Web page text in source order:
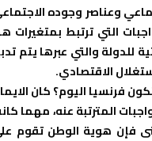
وعناصر وجوده
التي ترتبط بمتغيرات
للدولة والتي عبرها يتم
الاقتصادي.
فرنسيا اليوم؟ كان
المترتبة عنه، مهما
فإن هوية الوطن تقوم